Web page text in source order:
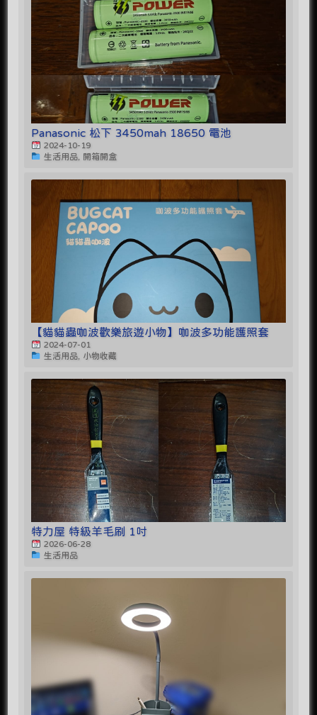
Panasonic 松下 3450mah 18650 電池
2024-10-19
生活用品, 開箱開盒
【貓貓蟲咖波歡樂旅遊小物】咖波多功能護照套
2024-07-01
生活用品, 小物收藏
特力屋 特級羊毛刷 1吋
2026-06-28
生活用品